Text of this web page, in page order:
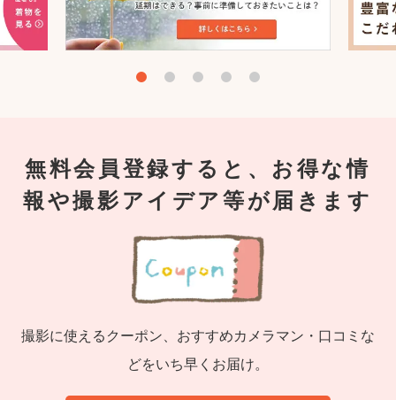
無料会員登録すると、お得な情
報や撮影アイデア等が届きます
撮影に使えるクーポン、おすすめカメラマン・口コミな
どをいち早くお届け。